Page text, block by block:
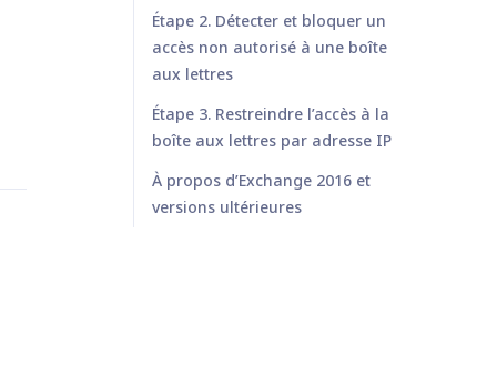
Étape 2. Détecter et bloquer un
accès non autorisé à une boîte
aux lettres
Étape 3. Restreindre l’accès à la
boîte aux lettres par adresse IP
À propos d’Exchange 2016 et
versions ultérieures